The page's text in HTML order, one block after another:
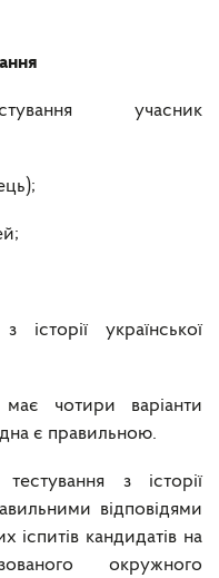
учасник
історії української
чотири варіанти
є правильною.
з історії
відповідями
іспитів кандидатів на
окружного